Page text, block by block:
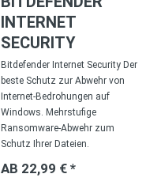
INTERNET
SECURITY
Bitdefender Internet Security Der
beste Schutz zur Abwehr von
Internet-Bedrohungen auf
Windows. Mehrstufige
Ransomware-Abwehr zum
Schutz Ihrer Dateien.
AB 22,99 € *